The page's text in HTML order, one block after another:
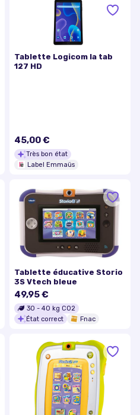
Tablette Logicom la tab
127 HD
45,00 €
Très bon état
Label Emmaüs
Tablette éducative Storio
3S Vtech bleue
49,95 €
30 - 40 kg CO2
État correct
Fnac